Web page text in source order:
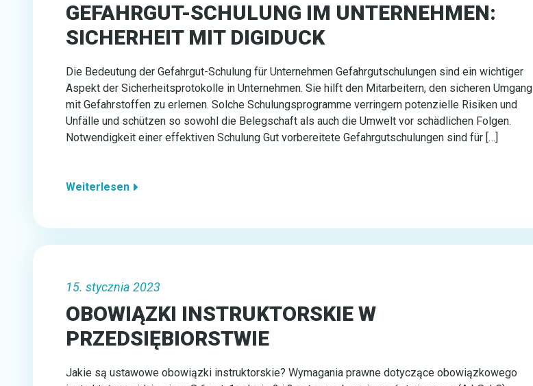
GEFAHRGUT-SCHULUNG IM UNTERNEHMEN:
SICHERHEIT MIT DIGIDUCK
Die Bedeutung der Gefahrgut-Schulung für Unternehmen Gefahrgutschulunge­n sind ein wichtiger
Aspekt de­r Sicherheitsprotokolle in Unternehmen. Sie hilft den Mitarbeitern, den sicheren Umgang
mit Gefahrstoffen zu erlernen. Solche Schulungsprogramme verringern potenzielle Risiken und
Unfälle und schützen so sowohl die Belegschaft als auch die Umwelt vor schädlichen Folgen.
Notwendigkeit einer effektiven Schulung Gut vorbereitete Gefahrgutschulungen sind für […]
Weiterlesen
15. stycznia 2023
OBOWIĄZKI INSTRUKTORSKIE W
PRZEDSIĘBIORSTWIE
Jakie są ustawowe obowiązki instruktorskie? Wymagania prawne dotyczące obowiązkowego